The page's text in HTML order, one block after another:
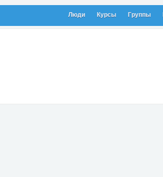
Люди Курсы Группы